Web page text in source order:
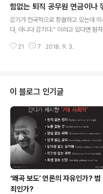
어 주면 어떤 결과가 나타날까? 국민
는 소득주도성장을 자유한국당과 보수
기를 요구하고 나섰다. 보수성향의 국
대하고 나섰을까? 경제문제란 민감한
힘없는 퇴직 공무원 연금이나
감기가 전국적으로 창궐하고 있는데
다, 아니다 감기다.” 이러고 있다면 환
나무라고 싶어서가 아니다. 경제 전문가
는지 고뿔이 맞는지 싸우는 모습이나 다
국회의원 246명이 참여해, 찬성 233
3명의 결과로 퇴직공무원 연금액 인
결되는 개혁안을 통과시켰다.... ” 이 법
공무원은 2016년부터 2020년까지
고 유족연금은 70%..
21 7 2018. 9. 3.
이 블로그 인기글
‘왜곡 보도’ 언론의 자유인가? 범
죄인가?